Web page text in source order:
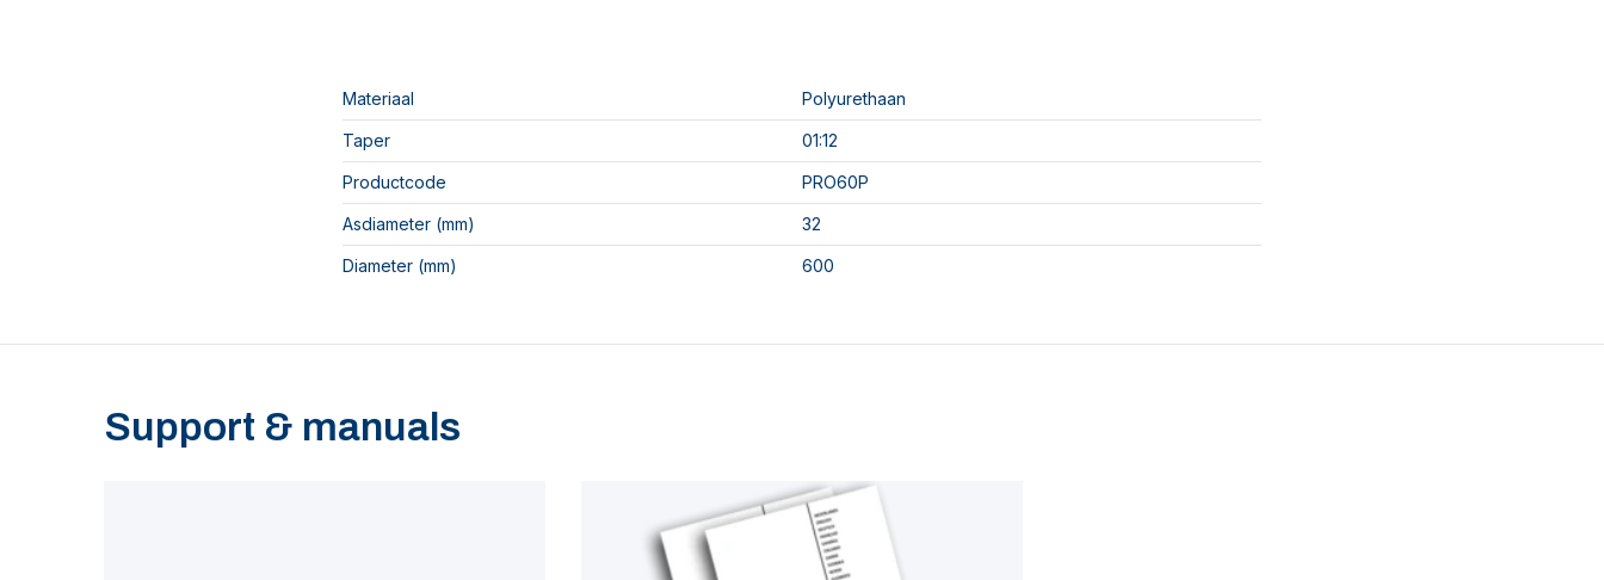
Materiaal Polyurethaan
Taper 01:12
Productcode PRO60P
Asdiameter (mm) 32
Diameter (mm) 600
Support & manuals